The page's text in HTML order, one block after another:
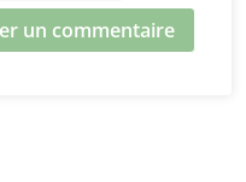
un commentaire